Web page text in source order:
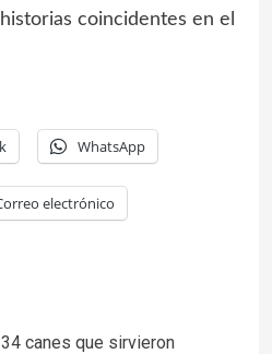
coincidentes en el
WhatsApp
electrónico
canes que sirvieron